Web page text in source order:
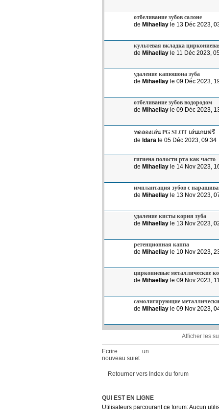
отбеливание зубов салоне
de Mihaellay le 13 Déc 2023,
культевая вкладка
de Mihaellay le 11 Déc 2023,
удаление капюшона зуба
de Mihaellay le 09 Déc 2023,
отбеливание зубов водородом
de Mihaellay le 09 Déc 2023,
ทดลองเล่น PG SLOT เล่นเกมฟรี
de ldara le 05 Déc 2023, 09:34
гигиена полости рта как часто
de Mihaellay le 14 Nov 2023,
имплантация зубов с
de Mihaellay le 13 Nov 2023,
удаление кисты корня зуба
de Mihaellay le 13 Nov 2023,
ретенционная каппа
de Mihaellay le 10 Nov 2023,
циркониевые металлические
de Mihaellay le 09 Nov 2023,
самолигирующие
de Mihaellay le 09 Nov 2023,
Afficher les
Ecrire un
nouveau sujet
Retourner vers Index du forum
QUI EST EN LIGNE
Utilisateurs parcourant ce forum: Aucun